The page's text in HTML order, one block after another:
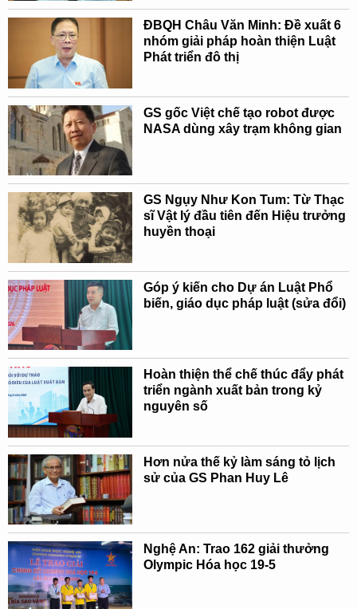
ĐBQH Châu Văn Minh: Đề xuất 6
nhóm giải pháp hoàn thiện Luật
Phát triển đô thị
GS gốc Việt chế tạo robot được
NASA dùng xây trạm không gian
GS Ngụy Như Kon Tum: Từ Thạc
sĩ Vật lý đầu tiên đến Hiệu trưởng
huyền thoại
Góp ý kiến cho Dự án Luật Phổ
biến, giáo dục pháp luật (sửa đổi)
Hoàn thiện thể chế thúc đẩy phát
triển ngành xuất bản trong kỷ
nguyên số
Hơn nửa thế kỷ làm sáng tỏ lịch
sử của GS Phan Huy Lê
Nghệ An: Trao 162 giải thưởng
Olympic Hóa học 19-5